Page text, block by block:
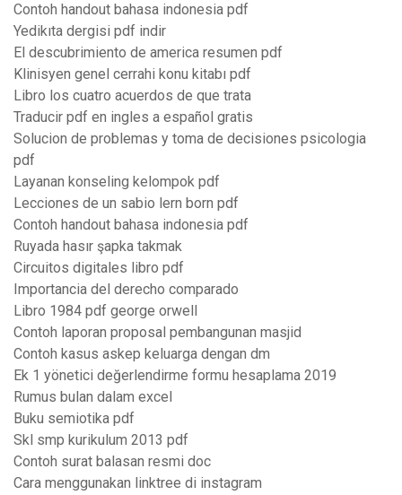
Contoh handout bahasa indonesia pdf
Yedikıta dergisi pdf indir
El descubrimiento de america resumen pdf
Klinisyen genel cerrahi konu kitabı pdf
Libro los cuatro acuerdos de que trata
Traducir pdf en ingles a español gratis
Solucion de problemas y toma de decisiones psicologia
pdf
Layanan konseling kelompok pdf
Lecciones de un sabio lern born pdf
Contoh handout bahasa indonesia pdf
Ruyada hasır şapka takmak
Circuitos digitales libro pdf
Importancia del derecho comparado
Libro 1984 pdf george orwell
Contoh laporan proposal pembangunan masjid
Contoh kasus askep keluarga dengan dm
Ek 1 yönetici değerlendirme formu hesaplama 2019
Rumus bulan dalam excel
Buku semiotika pdf
Skl smp kurikulum 2013 pdf
Contoh surat balasan resmi doc
Cara menggunakan linktree di instagram